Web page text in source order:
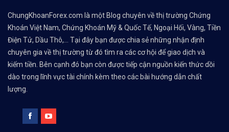
ChungKhoanForex.com là một Blog chuyên về thị trường Chứng
Khoán Việt Nam, Chứng Khoán Mỹ & Quốc Tế, Ngoại Hối, Vàng, Tiền
Điện Tử, Dầu Thô,... Tại đây bạn được chia sẻ những nhận định
chuyên gia về thị trường từ đó tìm ra các cơ hội để giao dịch và
kiếm tiền. Bên cạnh đó bạn còn được tiếp cận nguồn kiến thức dồi
dào trong lĩnh vực tài chính kèm theo các bài hướng dẫn chất
lượng.